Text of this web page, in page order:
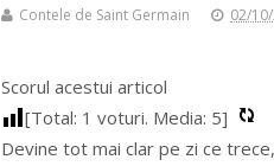
Contele de Saint Germain 02/
Scorul acestui articol
[Total: 1 voturi. Media: 5]
Devine tot mai clar pe zi ce